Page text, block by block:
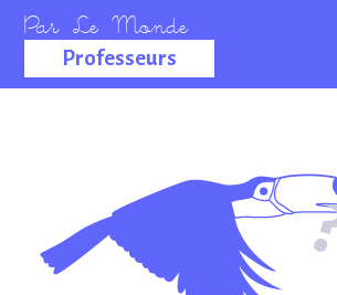
Professeurs
La salle des
professeurs